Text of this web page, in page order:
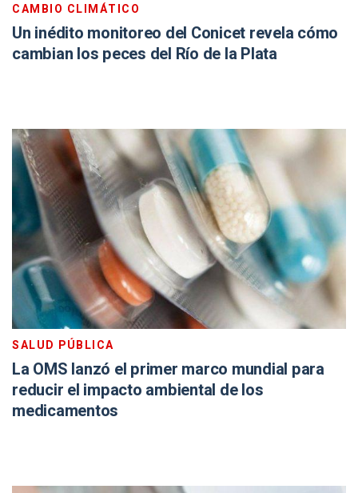
CAMBIO CLIMÁTICO
Un inédito monitoreo del Conicet revela cómo
cambian los peces del Río de la Plata
SALUD PÚBLICA
La OMS lanzó el primer marco mundial para
reducir el impacto ambiental de los
medicamentos